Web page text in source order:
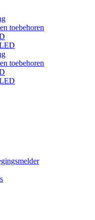
toebehoren
toebehoren